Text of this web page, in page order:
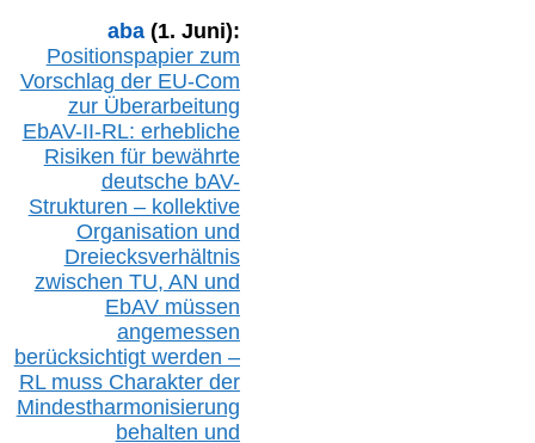
aba(1. Juni):
Positionspapier zum
Vorschlag der EU-Com
zur Überarbeitung
EbAV-II-RL: erhebliche
Risiken für bewährte
deutsche bAV-
Strukturen – kollektive
Organisation und
Dreiecksverhältnis
zwischen TU, AN und
EbAV müssen
angemessen
berücksichtigt werden –
RL mussCharakter der
Mindestharmonisierung
behalten und